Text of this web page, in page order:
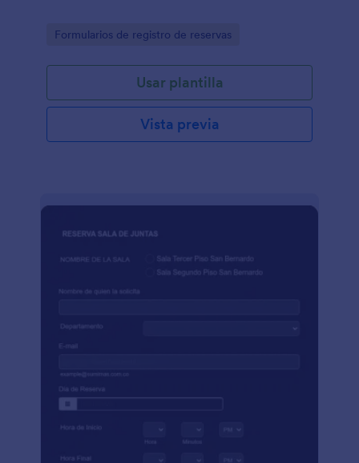
Go to Category:
Formularios de registro de reservas
Usar plantilla
Vista previa